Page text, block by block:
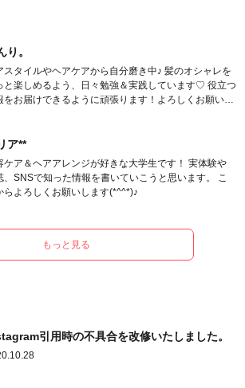
り。
スタイルやヘアケアから自分磨き中♪ 髪のオシャレを
と楽しめるよう、日々勉強＆実践しています♡ 役立つ
をお届けできるように頑張ります！よろしくお願いし
ア**
ケア＆ヘアアレンジが好きな大学生です！ 実体験や
、SNSで知った情報を書いていこうと思います。 こ
らよろしくお願いします(*^^*)♪
もっと見る
引用時の不具合を改修いたしました。